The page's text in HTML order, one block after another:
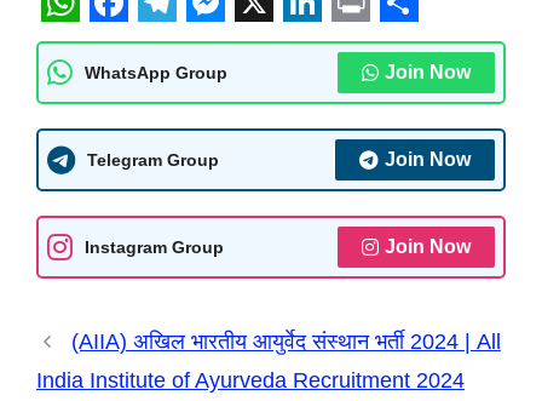
W
h
a
t
s
A
p
F
a
c
e
b
o
o
T
e
l
e
g
r
a
M
e
s
s
e
n
g
r
X L
n
e
I
P
r
i
t
S
h
a
r
e
WhatsApp Group Join Now
Telegram Group Join Now
Instagram Group Join Now
(AIIA) अखिल भारतीय आयुर्वेद संस्थान भर्ती 2024 | All
India Institute of Ayurveda Recruitment 2024